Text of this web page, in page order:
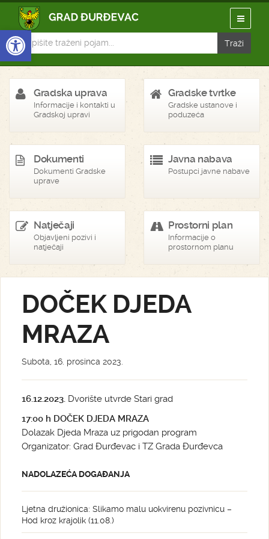
Open toolbar
Gradska uprava
Informacije i kontakti u
Gradskoj upravi
Gradske tvrtke
Gradske ustanove i
poduzeća
Dokumenti
Dokumenti Gradske
uprave
Javna nabava
Postupci javne nabave
Natječaji
Objavljeni pozivi i
natječaji
Prostorni plan
Informacije o
prostornom planu
DOČEK DJEDA
MRAZA
Subota, 16. prosinca 2023.
16.12.2023. Dvorište utvrde Stari grad
17:00 h DOČEK DJEDA MRAZA
Dolazak Djeda Mraza uz prigodan program
Organizator: Grad Đurđevac i TZ Grada Đurđevca
NADOLAZEĆA DOGAĐANJA
Ljetna družionica: Slikamo malu uokvirenu pozivnicu –
Hod kroz krajolik (11.08.)